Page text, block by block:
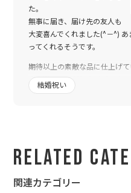
た。
無事に届き、届け先の友人も
大変喜んでくれました(^－^)
ってくれるそうです。
期待以上の素敵な品に仕上げ
き本当にありがとうございまし
またぜひ大切な人へ贈り物を
結婚祝い
Related
関連カテゴリー